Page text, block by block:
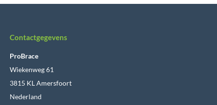
Contactgegevens
ProBrace
Wiekenweg 61
3815 KL Amersfoort
Nederland